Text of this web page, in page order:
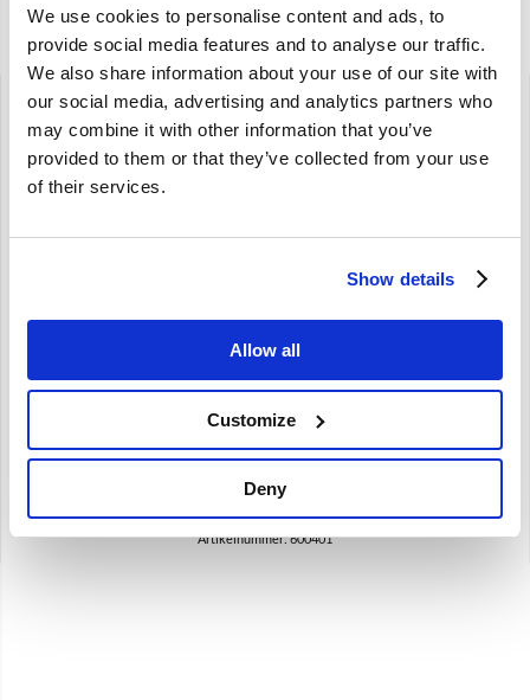
We use cookies to personalise content and ads, to
provide social media features and to analyse our traffic.
We also share information about your use of our site with
our social media, advertising and analytics partners who
may combine it with other information that you’ve
provided to them or that they’ve collected from your use
of their services.
Show details
Allow all
Customize
Deny
Gerelateerde artikelen
Achteras rubber bus set Volvo Amazon 1957-1966 ENV
ENV achteras
66,74Excl. BTW
Artikelnummer: 600401